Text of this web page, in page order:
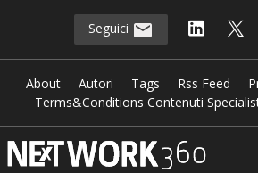
Seguici
About Autori Tags Rss Feed
Terms&Conditions Contenuti